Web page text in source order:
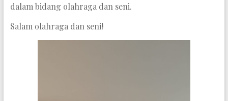
dalam bidang olahraga dan seni.
Salam olahraga dan seni!